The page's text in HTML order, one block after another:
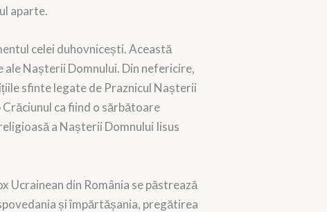
aparte.
celei duhovnicești. Această
Nașterii Domnului. Din nefericire,
sfinte legate de Praznicul Nașterii
ca fiind o sărbătoare
a Nașterii Domnului Iisus
Ucrainean din România se păstrează
și împărtășania, pregătirea